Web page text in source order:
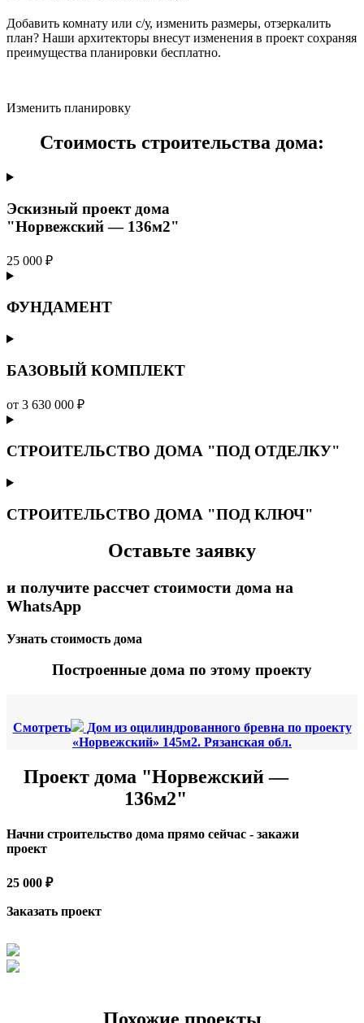
Добавить комнату или с/у, изменить размеры, отзеркалить
план? Наши архитекторы внесут изменения в проект сохраняя
преимущества планировки бесплатно.
Изменить планировку
Стоимость строительства дома:
Эскизный проект дома
"Норвежский — 136м2"
25 000 ₽
ФУНДАМЕНТ
БАЗОВЫЙ КОМПЛЕКТ
от 3 630 000 ₽
СТРОИТЕЛЬСТВО ДОМА "ПОД ОТДЕЛКУ"
СТРОИТЕЛЬСТВО ДОМА "ПОД КЛЮЧ"
Оставьте заявку
и получите рассчет стоимости дома на
WhatsApp
Узнать стоимость дома
Построенные дома по этому проекту
Смотреть
Дом из оцилиндрованного бревна по проекту
«Норвежский» 145м2. Рязанская обл.
Проект дома "Норвежский —
136м2"
Начни строительство дома прямо сейчас - закажи
проект
25 000 ₽
Заказать проект